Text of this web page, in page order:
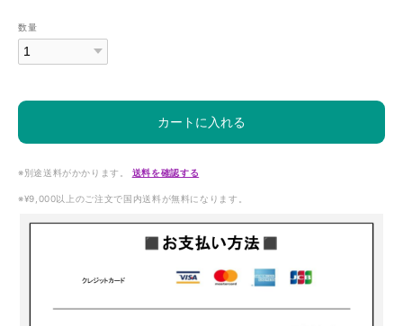
数量
カートに入れる
※別途送料がかかります。 送料を確認する
※¥9,000以上のご注文で国内送料が無料になります。